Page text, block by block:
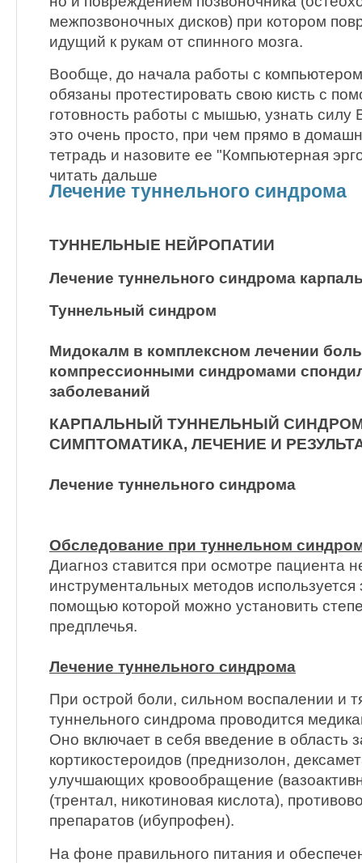
межпозвоночных дисков) при котором
идущий к рукам от спинного мозга.
Вообще, до начала работы с
обязаны протестировать свою кисть с
готовность работы с мышью, узнать силу
это очень просто, при чем прямо в
тетрадь и назовите ее "Компьютерная
читать дальше
Лечение туннельного синдрома
ТУННЕЛЬНЫЕ НЕЙРОПАТИИ
Лечение туннельного синдрома
Туннельный синдром
Мидокалм в комплексном лечении
компрессионными синдромами
заболеваний
КАРПАЛЬНЫЙ ТУННЕЛЬНЫЙ
СИМПТОМАТИКА, ЛЕЧЕНИЕ И
Лечение туннельного синдрома
Обследование при туннельном
Диагноз ставится при осмотре пациента
инструментальных методов
помощью которой можно установить
предплечья.
Лечение туннельного синдрома
При острой боли, сильном воспалении и
туннельного синдрома проводится
Оно включает в себя введение в область
кортикостероидов (преднизолон,
улучшающих кровообращение
(трентал, никотиновая кислота),
препаратов (ибупрофен).
На фоне правильного питания и